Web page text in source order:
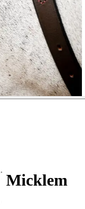
Micklem